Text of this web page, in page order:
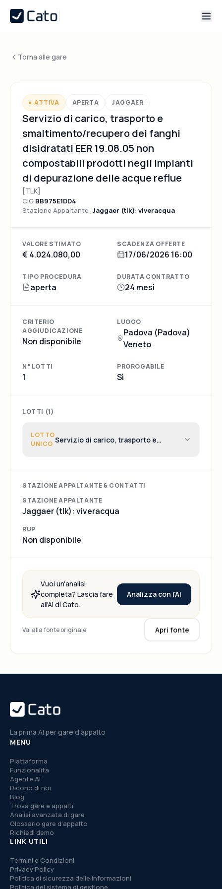
Torna alle gare
ATTIVA APERTA JAGGAER
Servizio di carico, trasporto e
smaltimento/recupero dei fanghi
disidratati EER 19.08.05 non
compostabili prodotti negli impianti
di depurazione delle acque reflue
[TLK]
CIG BB975E1DD4
Stazione Appaltante: Jaggaer (tlk): viveracqua
VALORE STIMATO
€ 4.024.080,00
SCADENZA OFFERTE
17/06/2026 16:00
TIPO PROCEDURA
aperta
DURATA CONTRATTO
24 mesi
CRITERIO
AGGIUDICAZIONE
Non disponibile
LUOGO
Padova (Padova)
Veneto
N° LOTTI
1
PROROGABILE
Sì
LOTTI (1)
LOTTO
UNICO Servizio di carico, trasporto e
depurazione delle acque reflue
STAZIONE APPALTANTE & CONTATTI
STAZIONE APPALTANTE
Jaggaer (tlk): viveracqua
RUP
Non disponibile
Vuoi un'analisi
completa? Lascia fare
all'AI di Cato.
Analizza con l'AI
Vai alla fonte originale Apri fonte
La prima AI per gare d'appalto
MENU
Piattaforma
Funzionalità
Agente AI
Dicono di noi
Blog
Trova gare e appalti
Analisi avanzata di gare
Glossario gare d'appalto
Richiedi demo
LINK UTILI
Termini e Condizioni
Privacy Policy
Politica di sicurezza delle informazioni
Politica del sistema di gestione